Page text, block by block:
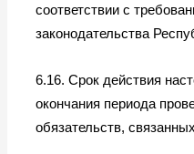
соответствии с
законодательства
6.16. Срок действия
окончания периода
обязательств,